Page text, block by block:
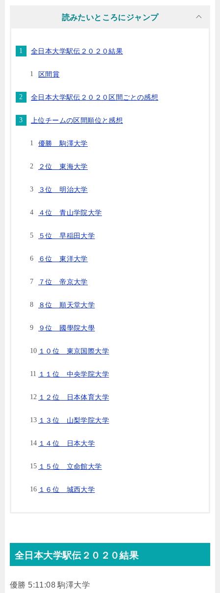
読みたいところにジャンプ
全日本大学駅伝２０２０結果
区間賞
全日本大学駅伝２０２０区間ごとの感想
上位チームの区間順位と感想
優勝 駒澤大学
２位 東海大学
３位 明治大学
４位 青山学院大学
５位 早稲田大学
６位 東洋大学
７位 帝京大学
８位 順天堂大学
９位 國學院大學
１０位 東京国際大学
１１位 中央学院大学
１２位 日本体育大学
１３位 山梨学院大学
１４位 日本大学
１５位 立命館大学
１６位 城西大学
全日本大学駅伝２０２０結果
優勝 5:11:08 駒澤大学